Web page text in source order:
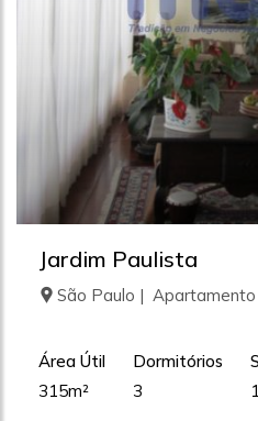
Jardim Paulista
São Paulo |
Área Útil
315m²
Dormitórios
3
1